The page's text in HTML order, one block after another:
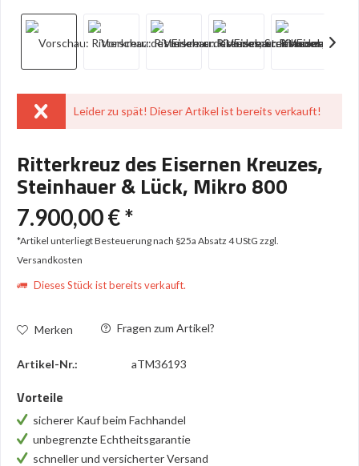
Leider zu spät! Dieser Artikel ist bereits verkauft!
Ritterkreuz des Eisernen Kreuzes,
Steinhauer & Lück, Mikro 800
7.900,00 € *
*Artikel unterliegt Besteuerung nach §25a Absatz 4 UStG zzgl.
Versandkosten
Dieses Stück ist bereits verkauft.
Merken Fragen zum Artikel?
Artikel-Nr.: aTM36193
Vorteile
sicherer Kauf beim Fachhandel
unbegrenzte Echtheitsgarantie
schneller und versicherter Versand